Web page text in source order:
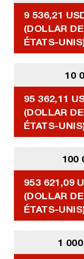
9 536,21
(DOLLAR
ÉTATS-
10
95 362,11
(DOLLAR
ÉTATS-
100
953 621,09
(DOLLAR
ÉTATS-
1